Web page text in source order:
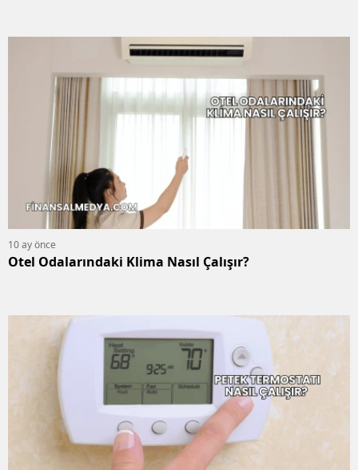
10 ay önce
Otel Odalarındaki Klima Nasıl Çalışır?